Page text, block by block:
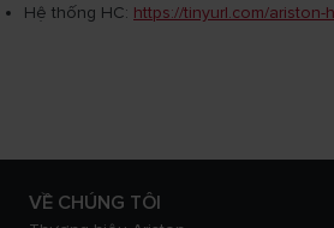
Hệ thống HC: https://tinyurl.com/ariston-
VỀ CHÚNG TÔI